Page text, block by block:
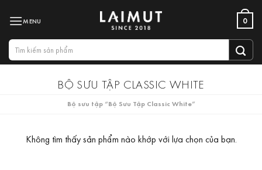
qua
nội
dung
0
Tìm
kiếm:
BỘ SƯU TẬP CLASSIC WHITE
Bộ sưu tập “Bộ Sưu Tập Classic White”
Không tìm thấy sản phẩm nào khớp với lựa chọn của bạn.